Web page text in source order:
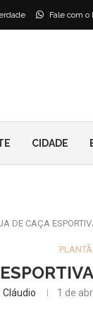
Fale com
CIDADE
DE CAÇA
Cláudio 1 de